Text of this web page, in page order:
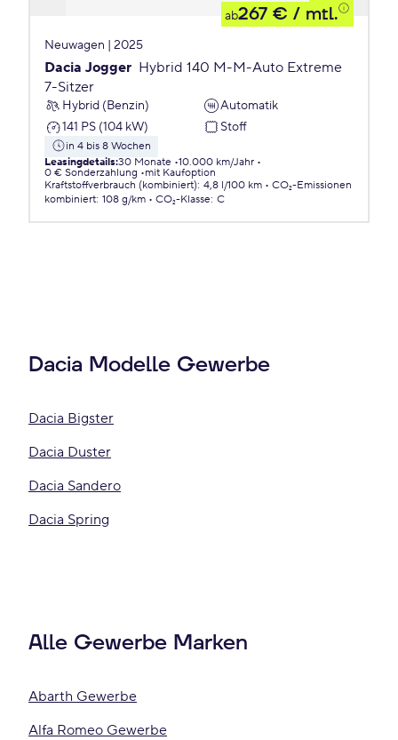
ab267 € / mtl.
Neuwagen | 2025
Dacia Jogger Hybrid 140 M-M-Auto Extreme
7-Sitzer
Hybrid (Benzin)
Automatik
141 PS (104 kW)
Stoff
in 4 bis 8 Wochen
Leasingdetails:30 Monate 10.000 km/Jahr
0 € Sonderzahlung
mit Kaufoption
Kraftstoffverbrauch (kombiniert): 4,8 l/100 km
CO₂-Emissionen
kombiniert: 108 g/km CO₂-Klasse: C
Dacia Modelle Gewerbe
Dacia Bigster
Dacia Duster
Dacia Sandero
Dacia Spring
Alle Gewerbe Marken
Abarth Gewerbe
Alfa Romeo Gewerbe